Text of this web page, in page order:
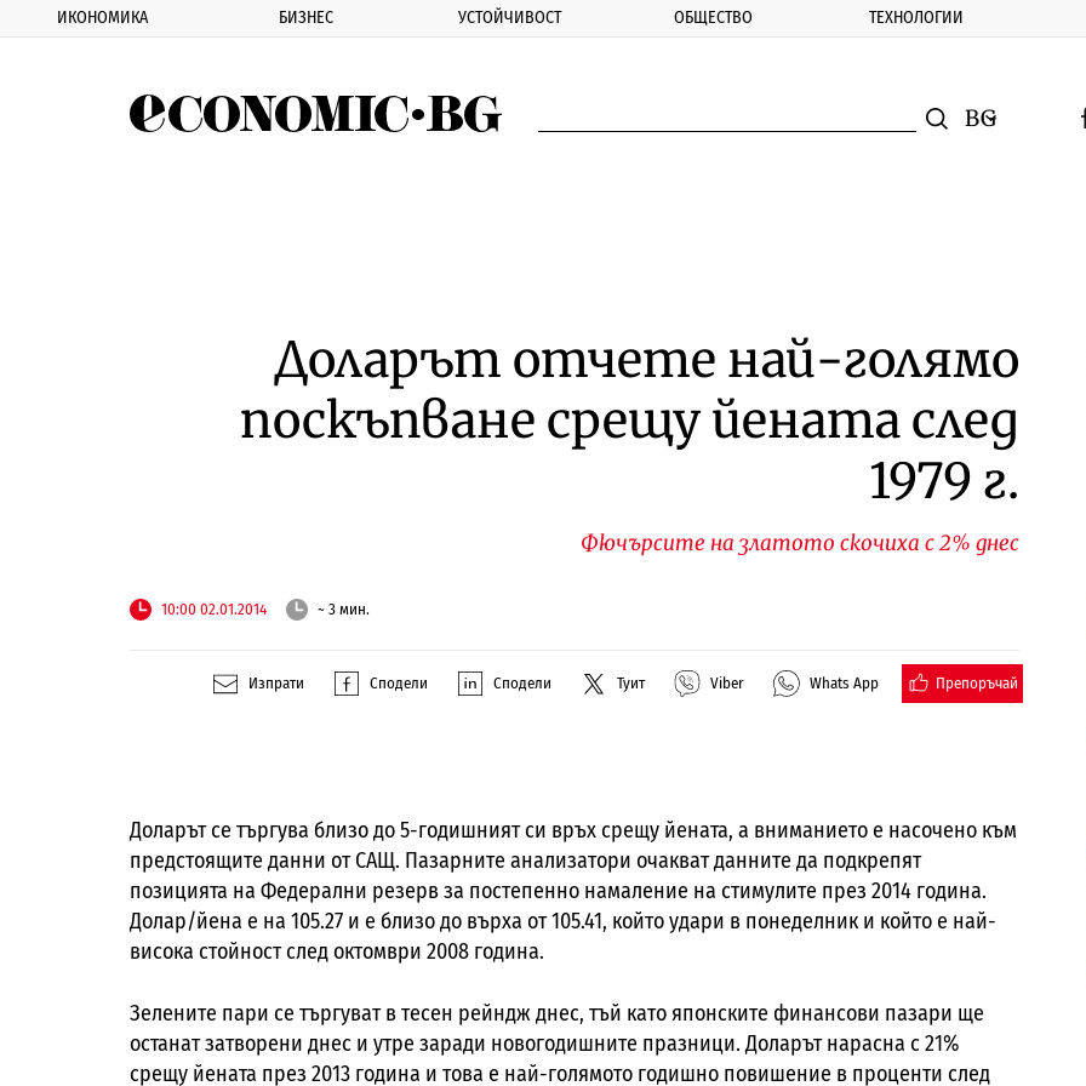
ИКОНОМИКА БИЗНЕС УСТОЙЧИВОСТ ОБЩЕСТВО ТЕХНОЛОГИИ
Смяна на
Доларът отчете най-голямо
поскъпване срещу йената след
1979 г.
Фючърсите на златото скочиха с 2% днес
10:00 02.01.2014 ~ 3 мин.
Изпрати Сподели Сподели Туит Viber Whats App Препоръчай
Доларът се търгува близо до 5-годишният си връх срещу йената, а вниманието е насочено към
предстоящите данни от САЩ. Пазарните анализатори очакват данните да подкрепят
позицията на Федерални резерв за постепенно намаление на стимулите през 2014 година.
Долар/йена е на 105.27 и е близо до върха от 105.41, който удари в понеделник и който е най-
висока стойност след октомври 2008 година.
Зелените пари се търгуват в тесен рейндж днес, тъй като японските финансови пазари ще
останат затворени днес и утре заради новогодишните празници. Доларът нарасна с 21%
срещу йената през 2013 година и това е най-голямото годишно повишение в проценти след